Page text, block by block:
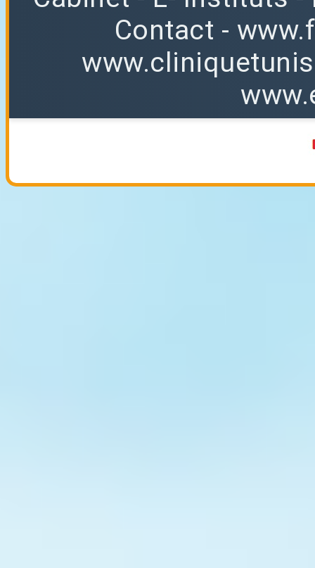
Contact -